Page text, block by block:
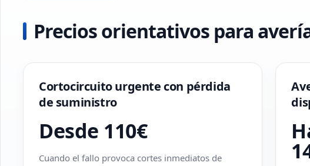
Precios orientativos para
Cortocircuito urgente con pérdida
de suministro
Desde 110€
Cuando el fallo provoca cortes inmediatos de